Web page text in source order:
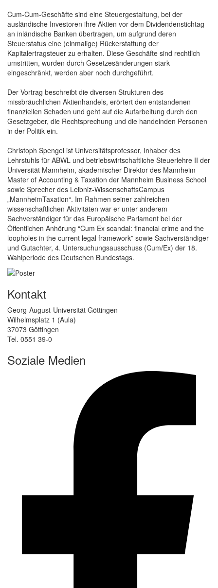
Cum-Cum-Geschäfte sind eine Steuergestaltung, bei der
ausländische Investoren ihre Aktien vor dem Dividendenstichtag
an inländische Banken übertragen, um aufgrund deren
Steuerstatus eine (einmalige) Rückerstattung der
Kapitalertragsteuer zu erhalten. Diese Geschäfte sind rechtlich
umstritten, wurden durch Gesetzesänderungen stark
eingeschränkt, werden aber noch durchgeführt.
Der Vortrag beschreibt die diversen Strukturen des
missbräuchlichen Aktienhandels, erörtert den entstandenen
finanziellen Schaden und geht auf die Aufarbeitung durch den
Gesetzgeber, die Rechtsprechung und die handelnden Personen
in der Politik ein.
Christoph Spengel ist Universitätsprofessor, Inhaber des
Lehrstuhls für ABWL und betriebswirtschaftliche Steuerlehre II der
Universität Mannheim, akademischer Direktor des Mannheim
Master of Accounting & Taxation der Mannheim Business School
sowie Sprecher des Leibniz-Wissenschafts­Campus
„MannheimTaxation“. Im Rahmen seiner zahlreichen
wissenschaftlichen Aktivitäten war er unter anderem
Sachverständiger für das Europäische Parlament bei der
Öffentlichen Anhörung “Cum Ex scandal: financial crime and the
loopholes in the current legal framework” sowie Sachverständiger
und Gutachter, 4. Untersuchungsausschuss (Cum/Ex) der 18.
Wahlperiode des Deutschen Bundestags.
Kontakt
Georg-August-Universität Göttingen
Wilhelmsplatz 1 (Aula)
37073 Göttingen
Tel. 0551 39-0
Soziale Medien